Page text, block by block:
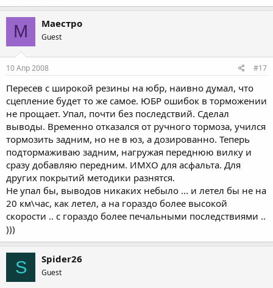
М Маестро
Guest
10 Апр 2008 #17
Пересев с широкой резины на юбр, наивно думал, что
сцепление будет то же самое. ЮБР ошибок в торможении
не прощает. Упал, почти без последствий. Сделал
выводы. Временно отказался от ручного тормоза, учился
тормозить задним, но не в юз, а дозированно. Теперь
подтормаживаю задним, нагружая переднюю вилку и
сразу добавляю передним. ИМХО для асфальта. Для
других покрытий методики разнятся.
Не упал бы, выводов никаких небыло ... и летел бы не на
20 км\час, как летел, а на гораздо более высокой
скорости .. с гораздо более печальными последствиями ..
)))
S Spider26
Guest